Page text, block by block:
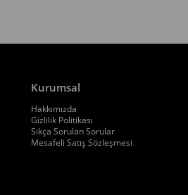
Kurumsal
Hakkımızda
Gizlilik Politikası
Sıkça Sorulan Sorular
Mesafeli Satış Sözleşmesi